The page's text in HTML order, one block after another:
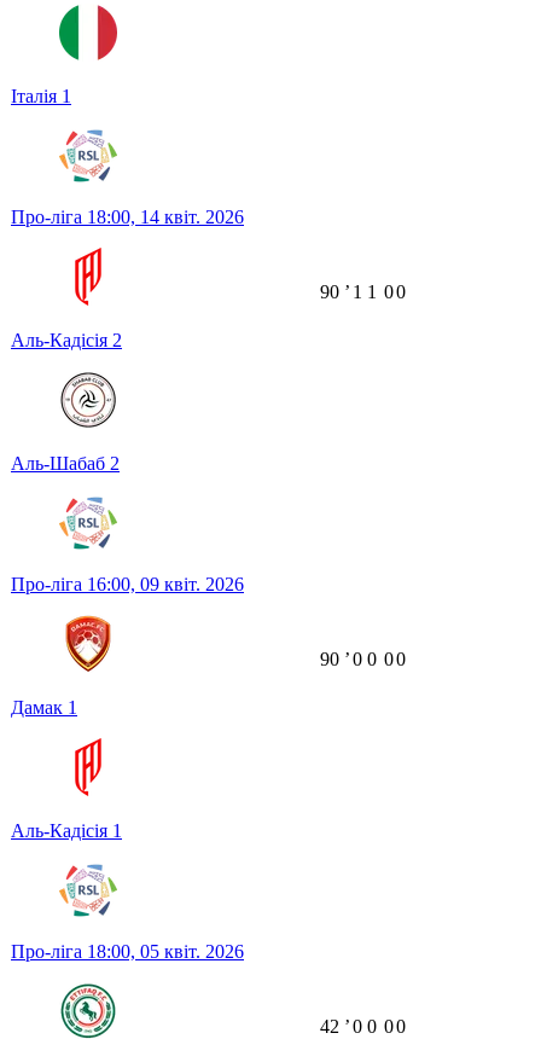
Італія 1
Про-ліга 18:00, 14 квіт. 2026
Аль-Кадісія 2
Аль-Шабаб 2
90 ʼ 1 1 00
Про-ліга 16:00, 09 квіт. 2026
Дамак 1
Аль-Кадісія 1
90 ʼ0 0 00
Про-ліга 18:00, 05 квіт. 2026
42 ʼ0 0 00